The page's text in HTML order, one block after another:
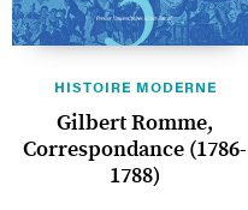
HISTOIRE MODERNE
Gilbert Romme,
Correspondance (1786-
1788)